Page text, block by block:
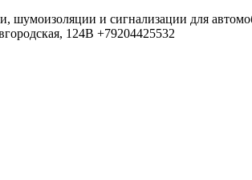
шумоизоляции и сигнализации для
124В +79204425532